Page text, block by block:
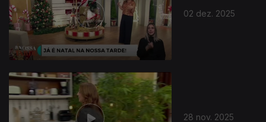
02 dez. 2025
28 nov. 2025